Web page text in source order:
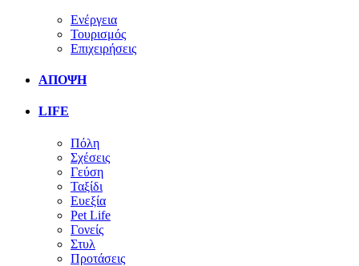
Ενέργεια
Τουρισμός
Επιχειρήσεις
ΑΠΟΨΗ
LIFE
Πόλη
Σχέσεις
Γεύση
Ταξίδι
Ευεξία
Pet Life
Γονείς
Στυλ
Προτάσεις